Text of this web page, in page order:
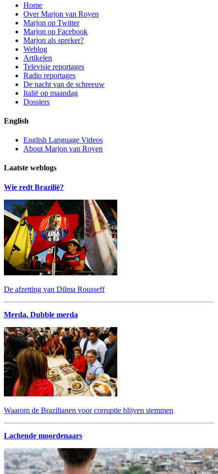
Home
Over Marjon van Royen
Marjon op Twitter
Marjon op Facebook
Marjon als spreker?
Weblog
Artikelen
Televisie reportages
Radio reportages
De nacht van de schreeuw
Italië op maandag
Dossiers
English
English Language Videos
About Marjon van Royen
Laatste weblogs
Wie redt Brazilië?
De afzetting van Dilma Rousseff
Merda. Dubble merda
Waarom de Brazilianen voor corruptie blijven stemmen
Lachende moordenaars